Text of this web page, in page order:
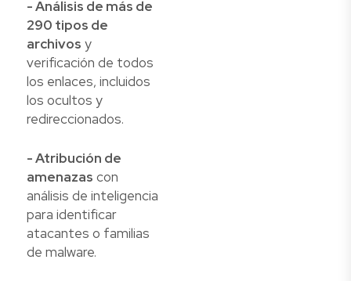
- Análisis de más de
290 tipos de
archivos y
verificación de todos
los enlaces, incluidos
los ocultos y
redireccionados.
- Atribución de
amenazas con
análisis de inteligencia
para identificar
atacantes o familias
de malware.